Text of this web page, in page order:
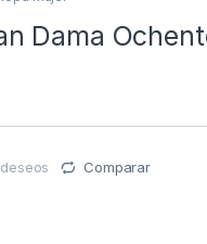
Dama
Comparar